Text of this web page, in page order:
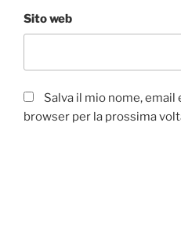
Sito web
Salva il mio nome,
browser per la prossima